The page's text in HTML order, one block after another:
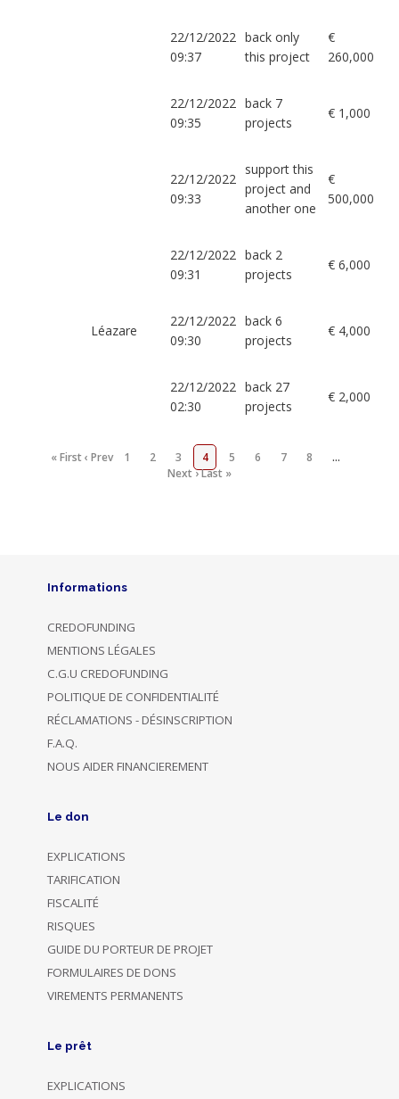
22/12/2022
09:37
back only
this project
€
260,000
22/12/2022
09:35
back 7
projects
€ 1,000
22/12/2022
09:33
support this
project and
another one
€
500,000
22/12/2022
09:31
back 2
projects
€ 6,000
Léazare
22/12/2022
09:30
back 6
projects
€ 4,000
22/12/2022
02:30
back 27
projects
€ 2,000
« First ‹ Prev 1 2 3 4 5 6 7 8
…
Next ›Last »
Informations
CREDOFUNDING
MENTIONS LÉGALES
C.G.U CREDOFUNDING
POLITIQUE DE CONFIDENTIALITÉ
RÉCLAMATIONS - DÉSINSCRIPTION
F.A.Q.
NOUS AIDER FINANCIEREMENT
Le don
EXPLICATIONS
TARIFICATION
FISCALITÉ
RISQUES
GUIDE DU PORTEUR DE PROJET
FORMULAIRES DE DONS
VIREMENTS PERMANENTS
Le prêt
EXPLICATIONS